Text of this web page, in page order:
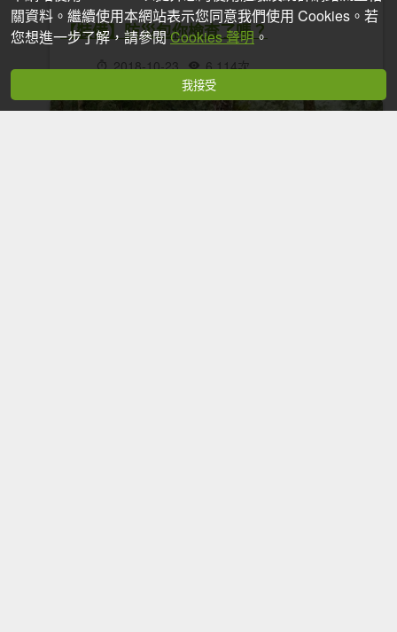
【裝備】防災包你檢查了嗎？
2018-10-23 6,114次
關資料。繼續使用本網站表示您同意我們使用 Cookies。若
您想進一步了解，請參閱Cookies 聲明。
我接受